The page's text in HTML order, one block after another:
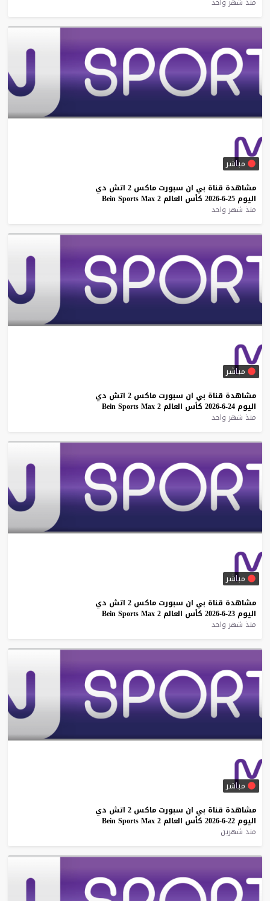
مباشر
مشاهدة قناة بي ان سبورت ماكس 2 اتش دي
اليوم 25-6-2026 كأس العالم Bein Sports Max 2
منذ شهر واحد
مباشر
مشاهدة قناة بي ان سبورت ماكس 2 اتش دي
اليوم 24-6-2026 كأس العالم Bein Sports Max 2
منذ شهر واحد
مباشر
مشاهدة قناة بي ان سبورت ماكس 2 اتش دي
اليوم 23-6-2026 كأس العالم Bein Sports Max 2
منذ شهر واحد
مباشر
مشاهدة قناة بي ان سبورت ماكس 2 اتش دي
اليوم 22-6-2026 كأس العالم Bein Sports Max 2
منذ شهرين